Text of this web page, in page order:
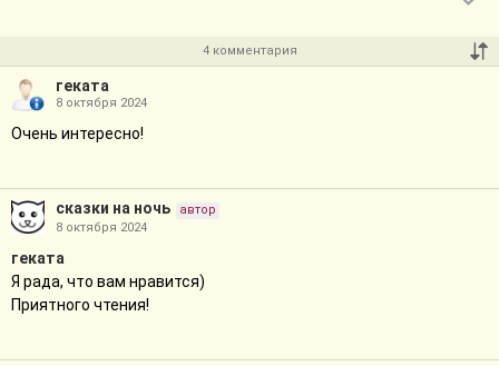
4 комментария
геката
8 октября 2024
Очень интересно!
сказки на ночь
автор
8 октября 2024
геката
Я рада, что вам нравится)
Приятного чтения!